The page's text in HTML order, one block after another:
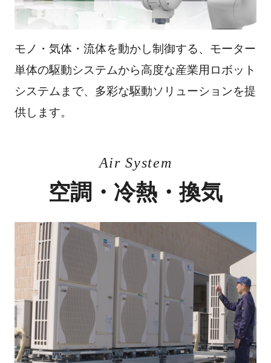
モノ・気体・流体を動かし制御する、モーター
単体の駆動システムから高度な産業用ロボット
システムまで、多彩な駆動ソリューションを提
供します。
Air System
空調・冷熱・換気